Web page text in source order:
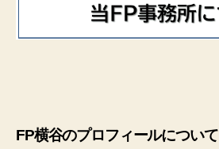
FP横谷のプロフィールについて